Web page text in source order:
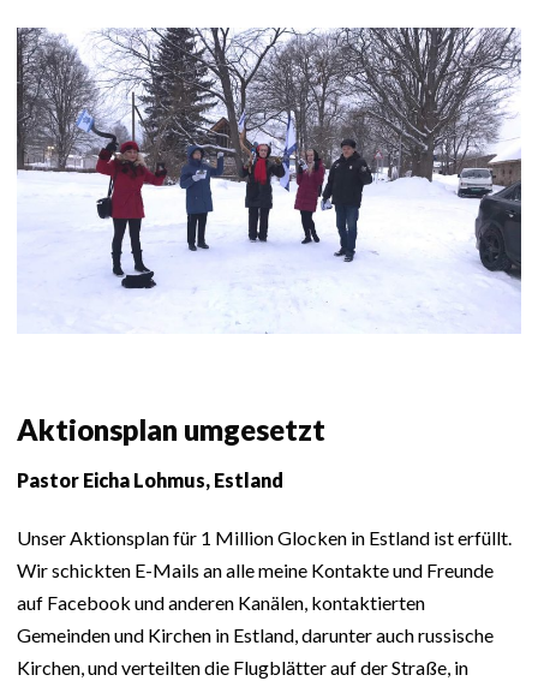
Aktionsplan umgesetzt
Pastor Eicha Lohmus, Estland
Unser Aktionsplan für 1 Million Glocken in Estland ist erfüllt.
Wir schickten E-Mails an alle meine Kontakte und Freunde
auf Facebook und anderen Kanälen, kontaktierten
Gemeinden und Kirchen in Estland, darunter auch russische
Kirchen, und verteilten die Flugblätter auf der Straße, in